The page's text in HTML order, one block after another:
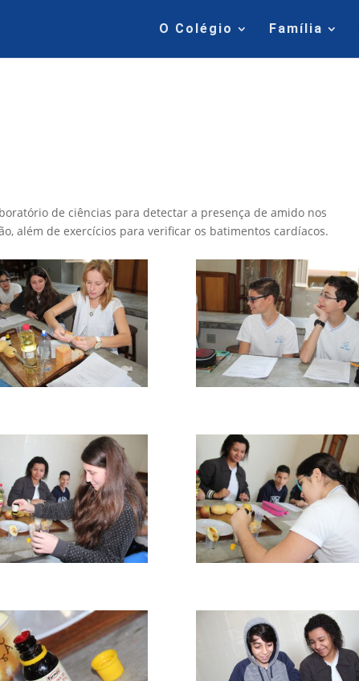
O Colégio Família
de ciências para detectar a presença de amido nos
além de exercícios para verificar os batimentos cardíacos.